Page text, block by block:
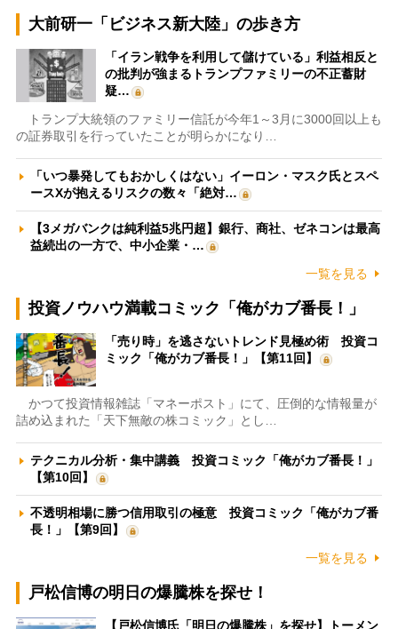
大前研一「ビジネス新大陸」の歩き方
「イラン戦争を利用して儲けている」利益相反と
の批判が強まるトランプファミリーの不正蓄財
疑…
トランプ大統領のファミリー信託が今年1～3月に3000回以上も
の証券取引を行っていたことが明らかになり…
「いつ暴発してもおかしくはない」イーロン・マスク氏とスペ
ースXが抱えるリスクの数々「絶対…
【3メガバンクは純利益5兆円超】銀行、商社、ゼネコンは最高
益続出の一方で、中小企業・…
一覧を見る
投資ノウハウ満載コミック「俺がカブ番長！」
「売り時」を逃さないトレンド見極め術 投資コ
ミック「俺がカブ番長！」【第11回】
かつて投資情報雑誌「マネーポスト」にて、圧倒的な情報量が
詰め込まれた「天下無敵の株コミック」とし…
テクニカル分析・集中講義 投資コミック「俺がカブ番長！」
【第10回】
不透明相場に勝つ信用取引の極意 投資コミック「俺がカブ番
長！」【第9回】
一覧を見る
戸松信博の明日の爆騰株を探せ！
【戸松信博氏「明日の爆騰株」を探せ】トーメン